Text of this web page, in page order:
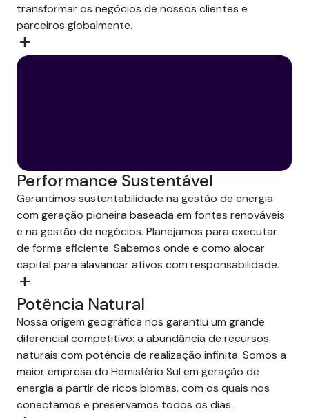
transformar os negócios de nossos clientes e
parceiros globalmente.
add
Performance Sustentável
Garantimos sustentabilidade na gestão de energia
com geração pioneira baseada em fontes renováveis
e na gestão de negócios. Planejamos para executar
de forma eficiente. Sabemos onde e como alocar
capital para alavancar ativos com responsabilidade.
add
Potência Natural
Nossa origem geográfica nos garantiu um grande
diferencial competitivo: a abundância de recursos
naturais com potência de realização infinita. Somos a
maior empresa do Hemisfério Sul em geração de
energia a partir de ricos biomas, com os quais nos
conectamos e preservamos todos os dias.